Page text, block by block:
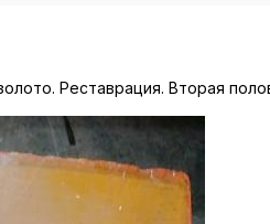
Реставрация. Вторая